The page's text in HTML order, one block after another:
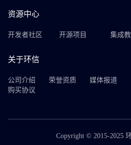
资源中心
开发者社区 开源项目 集成
关于环信
公司介绍 荣誉资质 媒体报道
购买协议
Copyright © 2015-2025